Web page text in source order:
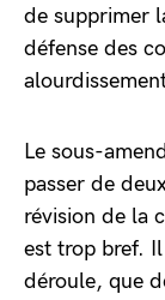
de supprimer
défense des
Le sous-
passer de
révision de la
est trop bref.
déroule, que